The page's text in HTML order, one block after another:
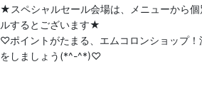
★スペシャルセール会場は、メニューから
ルするとございます★
♡ポイントがたまる、エムコロンショップ
をしましょう(*^-^*)♡